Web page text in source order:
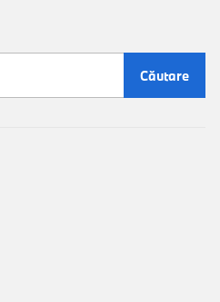
Căutare